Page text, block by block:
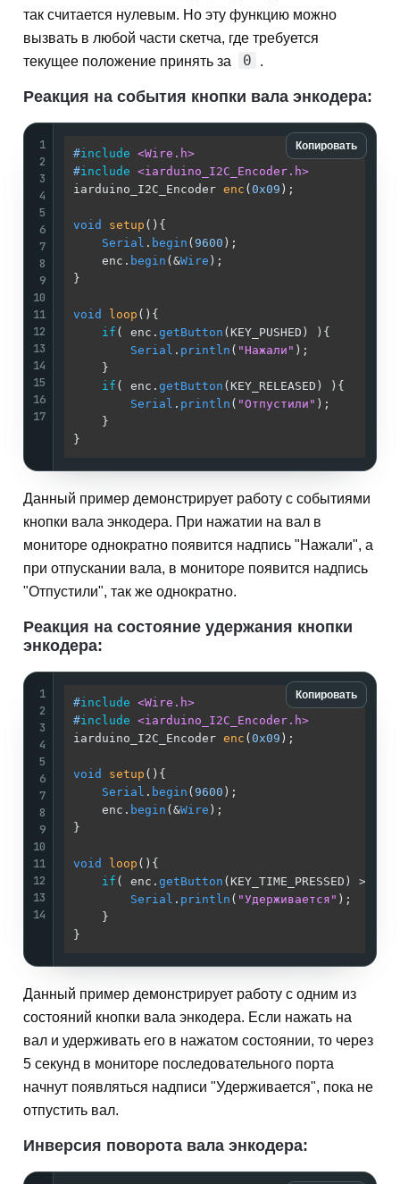
так считается нулевым. Но эту функцию можно
вызвать в любой части скетча, где требуется
текущее положение принять за
0 .
Реакция на события кнопки вала энкодера:
Копировать
1
2
3
4
5
6
7
8
9
10
11
12
13
14
15
16
17
#include <Wire.h>
#include <iarduino_I2C_Encoder.h>
iarduino_I2C_Encoder enc ( 0x09 )
void setup ()
Serial . begin ( 9600
    enc.
begin (&Wire
void loop ()
if ( enc. getButton
Serial . println ( "Нажали"
if ( enc. getButton
Serial . println ( "Отпустили"
Данный пример демонстрирует работу с событиями
кнопки вала энкодера. При нажатии на вал в
мониторе однократно появится надпись "Нажали", а
при отпускании вала, в мониторе появится надпись
"Отпустили", так же однократно.
Реакция на состояние удержания кнопки
энкодера:
Копировать
1
2
3
4
5
6
7
8
9
10
11
12
13
14
#include <Wire.h>
#include <iarduino_I2C_Encoder.h>
iarduino_I2C_Encoder enc ( 0x09 )
void setup ()
Serial . begin ( 9600
    enc.
begin (&Wire
void loop ()
if ( enc. getButton (KEY_TIME_PRESSED) >
Serial . println ( "Удерживается"
Данный пример демонстрирует работу с одним из
состояний кнопки вала энкодера. Если нажать на
вал и удерживать его в нажатом состоянии, то через
5 секунд в мониторе последовательного порта
начнут появляться надписи "Удерживается", пока не
отпустить вал.
Инверсия поворота вала энкодера: